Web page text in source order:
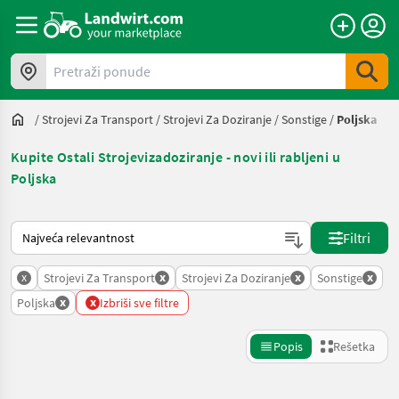
Pretraži ponude
/Strojevi Za Transport /Strojevi Za Doziranje /Sonstige / Poljska
Kupite Ostali Strojevizadoziranje - novi ili rabljeni u
Poljska
Tako se sortira na Landwirt.com
Filtri
x Strojevi Za Transport x Strojevi Za Doziranje x Sonstige x
Poljska x x Izbriši sve filtre
Popis Rešetka